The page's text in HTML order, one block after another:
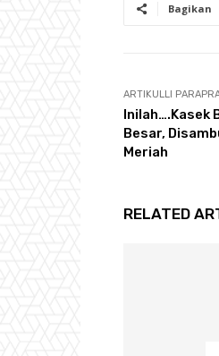
Bagikan
ARTIKULLI
Inilah….Kasek
Besar,
Meriah
RELATED